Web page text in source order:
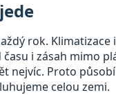
rok.
i zásah mimo
nejvíc. Proto
celou zemi.